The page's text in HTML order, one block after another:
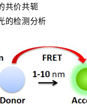
共价共轭
的检测分析